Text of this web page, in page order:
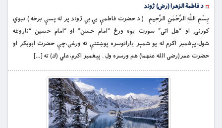
د فاطمة الزهرا (رض) ژوند
بِسْمِ اللَّهِ الرَّحْمَنِ الرَّحِيمِ ( د حضرت فاطمې بي بي ژوند پر له پسې برخه ) نبوي
کورنۍ او “هل اتى” سورت يوه ورځ “امام حسن” او “امام حسين “ناروغه
شول،پېغمبر اكرم له يو شمېر يارانوسره پوښتنې ته ورغى،چې حضرت ابوبكر او
حضرت عمر(رضى الله عنهما) هم ورسره ول . پېغمبر اكرم،علي (ك) ته […]